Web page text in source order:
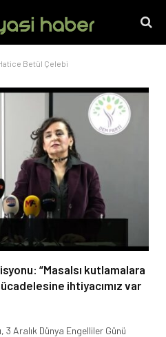
Betül Çelebi
“Masalsı kutlamalara
ihtiyacımız var
Aralık Dünya Engelliler Günü